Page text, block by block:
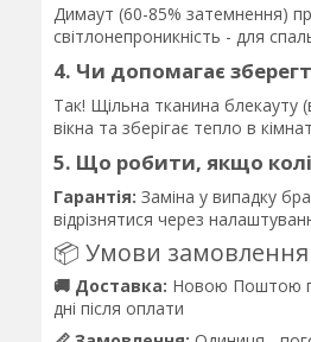
Димаут (60-85% затемнення)
світлонепроникність - для
4. Чи допомагає
Так! Щільна тканина блекауту
вікна та зберігає тепло в
5. Що робити, якщо
Гарантія: Заміна у випадку
відрізнятися через
📦 Умови замовлення
🚚 Доставка: Новою Поштою
дні після оплати